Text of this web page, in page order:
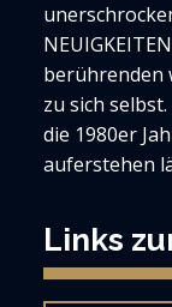
berührenden
zu sich
die 1980er
auferstehen
Links